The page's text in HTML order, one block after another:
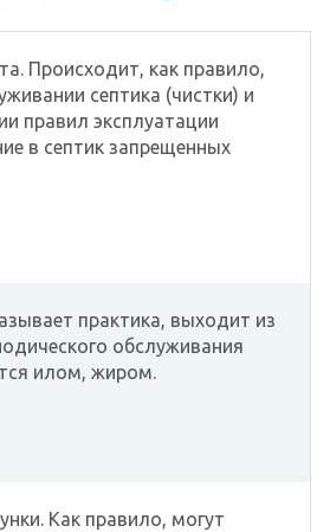
Происходит, как правило,
септика (чистки) и
правил эксплуатации
в септик запрещенных
практика, выходит из
обслуживания
илом, жиром.
Как правило, могут